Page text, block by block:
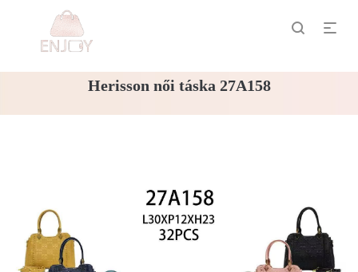
Herisson női táska 27A158